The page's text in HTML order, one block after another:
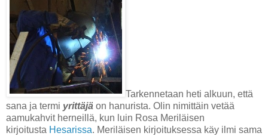
Tarkennetaan heti alkuun, että
sana ja termi yrittäjä on hanurista. Olin nimittäin vetää
aamukahvit herneillä, kun luin Rosa Meriläisen
kirjoitusta Hesarissa. Meriläisen kirjoituksessa käy ilmi sama